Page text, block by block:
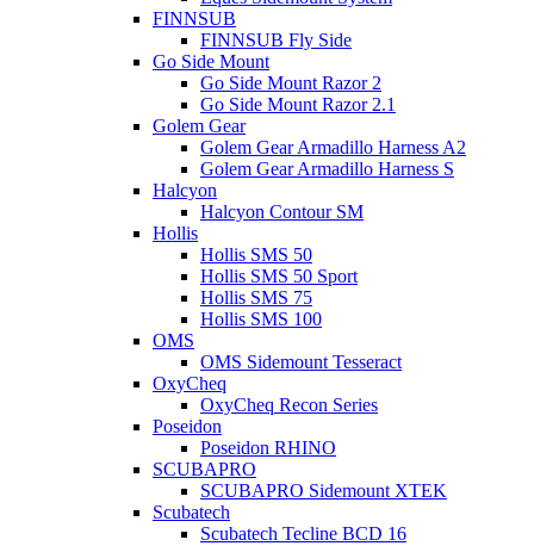
FINNSUB
FINNSUB Fly Side
Go Side Mount
Go Side Mount Razor 2
Go Side Mount Razor 2.1
Golem Gear
Golem Gear Armadillo Harness A2
Golem Gear Armadillo Harness S
Halcyon
Halcyon Contour SM
Hollis
Hollis SMS 50
Hollis SMS 50 Sport
Hollis SMS 75
Hollis SMS 100
OMS
OMS Sidemount Tesseract
OxyCheq
OxyCheq Recon Series
Poseidon
Poseidon RHINO
SCUBAPRO
SCUBAPRO Sidemount XTEK
Scubatech
Scubatech Tecline BCD 16